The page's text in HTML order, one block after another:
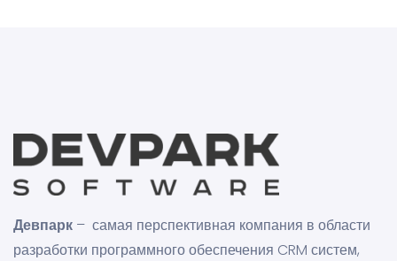
Девпарк – самая перспективная компания в области
разработки программного обеспечения CRM систем,